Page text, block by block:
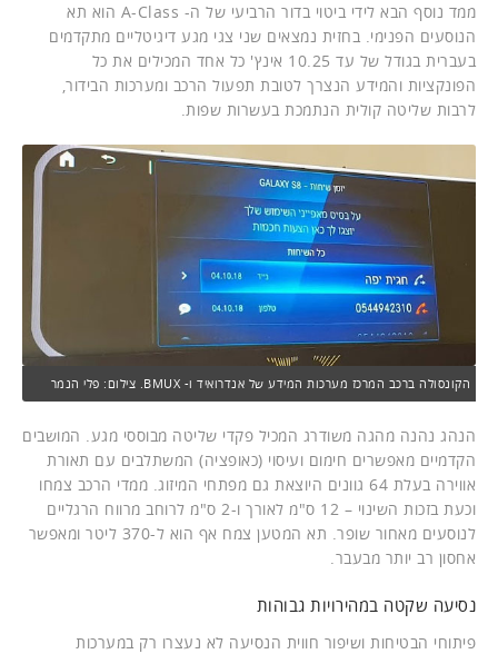
ממד נוסף הבא לידי ביטוי בדור הרביעי של ה- A-Class הוא תא
הנוסעים הפנימי. בחזית נמצאים שני צגי מגע דיגיטליים מתקדמים
בעברית בגודל של עד 10.25 אינץ' כל אחד המכילים את כל
הפונקציות והמידע הנצרך לטובת תפעול הרכב ומערכות הבידור,
לרבות שליטה קולית הנתמכת בעשרות שפות.
הקונסולה ברכב המרכז מערכות המידע של אנדרואיד ו- BMUX. צילום: פלי הנמר
הנהג נהנה מהגה משודרג המכיל פקדי שליטה מבוססי מגע. המושבים
הקדמיים מאפשרים חימום ועיסוי (כאופציה) המשתלבים עם תאורת
אווירה בעלת 64 גוונים היוצאת גם מפתחי המיזוג. ממדי הרכב צמחו
וכעת בזכות השינוי – 12 ס"מ לאורך ו-2 ס"מ לרוחב מרווח הרגליים
לנוסעים מאחור שופר. תא המטען צמח אף הוא ל-370 ליטר ומאפשר
אחסון רב יותר מבעבר.
נסיעה שקטה במהירויות גבוהות
פיתוחי הבטיחות ושיפור חווית הנסיעה לא נעצרו רק במערכות